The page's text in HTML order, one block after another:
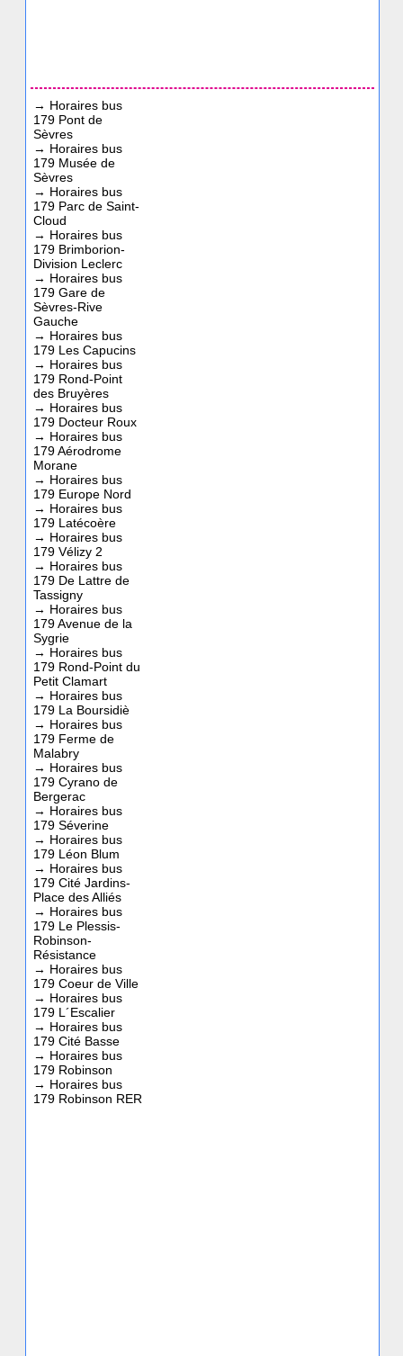
→ Horaires bus
179 Pont de
Sèvres
→ Horaires bus
179 Musée de
Sèvres
→ Horaires bus
179 Parc de Saint-
Cloud
→ Horaires bus
179 Brimborion-
Division Leclerc
→ Horaires bus
179 Gare de
Sèvres-Rive
Gauche
→ Horaires bus
179 Les Capucins
→ Horaires bus
179 Rond-Point
des Bruyères
→ Horaires bus
179 Docteur Roux
→ Horaires bus
179 Aérodrome
Morane
→ Horaires bus
179 Europe Nord
→ Horaires bus
179 Latécoère
→ Horaires bus
179 Vélizy 2
→ Horaires bus
179 De Lattre de
Tassigny
→ Horaires bus
179 Avenue de la
Sygrie
→ Horaires bus
179 Rond-Point du
Petit Clamart
→ Horaires bus
179 La Boursidiè
→ Horaires bus
179 Ferme de
Malabry
→ Horaires bus
179 Cyrano de
Bergerac
→ Horaires bus
179 Séverine
→ Horaires bus
179 Léon Blum
→ Horaires bus
179 Cité Jardins-
Place des Alliés
→ Horaires bus
179 Le Plessis-
Robinson-
Résistance
→ Horaires bus
179 Coeur de Ville
→ Horaires bus
179 L´Escalier
→ Horaires bus
179 Cité Basse
→ Horaires bus
179 Robinson
→ Horaires bus
179 Robinson RER